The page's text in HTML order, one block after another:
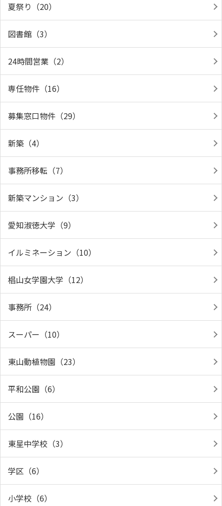
夏祭り（20）
図書館（3）
24時間営業（2）
専任物件（16）
募集窓口物件（29）
新築（4）
事務所移転（7）
新築マンション（3）
愛知淑徳大学（9）
イルミネーション（10）
椙山女学園大学（12）
事務所（24）
スーパー（10）
東山動植物園（23）
平和公園（6）
公園（16）
東星中学校（3）
学区（6）
小学校（6）